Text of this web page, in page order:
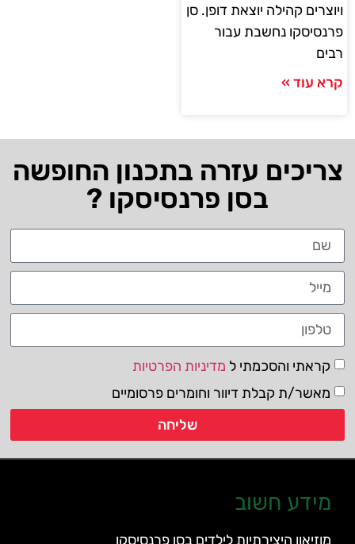
ויוצרים קהילה יוצאת דופן. סן
פרנסיסקו נחשבת עבור
רבים
קרא עוד »
צריכים עזרה בתכנון החופשה
בסן פרנסיסקו ?
קראתי והסכמתי ל מדיניות הפרטיות
מאשר/ת קבלת דיוור וחומרים פרסומיים
שליחה
מידע חשוב
מוזיאון היצירתיות לילדים בסן פרנסיסקו